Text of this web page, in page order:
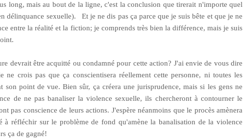
long, mais au bout de la ligne, c'est la conclusion que tirerait n'importe quel
délinquance sexuelle). Et je ne dis pas ça parce que je suis bête et que je ne
entre la réalité et la fiction; je comprends très bien la différence, mais je suis
devrait être acquitté ou condamné pour cette action? J'ai envie de vous dire
ne crois pas que ça conscientisera réellement cette personne, ni toutes les
son point de vue. Bien sûr, ça créera une jurisprudence, mais si les gens ne
de ne pas banaliser la violence sexuelle, ils chercheront à contourner le
pas conscience de leurs actions. J'espère néanmoins que le procès amènera
à réfléchir sur le problème de fond qu'amène la banalisation de la violence
ça de gagné!